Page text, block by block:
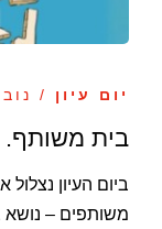
יום עיון /
בית משותף.
ביום העיון
משותפים – נושא